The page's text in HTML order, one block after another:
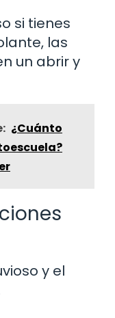
si tienes
las
un abrir y
¿Cuánto
y el